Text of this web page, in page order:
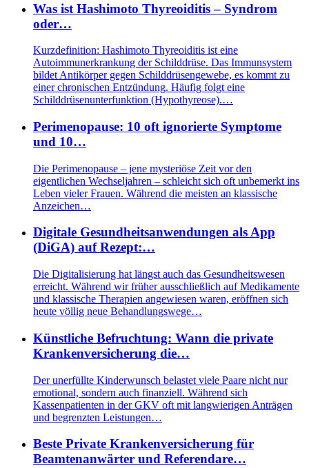
Was ist Hashimoto Thyreoiditis – Syndrom
oder…
Kurzdefinition: Hashimoto Thyreoiditis ist eine
Autoimmunerkrankung der Schilddrüse. Das Immunsystem
bildet Antikörper gegen Schilddrüsengewebe, es kommt zu
einer chronischen Entzündung. Häufig folgt eine
Schilddrüsenunterfunktion (Hypothyreose).…
Perimenopause: 10 oft ignorierte Symptome
und 10…
Die Perimenopause – jene mysteriöse Zeit vor den
eigentlichen Wechseljahren – schleicht sich oft unbemerkt ins
Leben vieler Frauen. Während die meisten an klassische
Anzeichen…
Digitale Gesundheitsanwendungen als App
(DiGA) auf Rezept:…
Die Digitalisierung hat längst auch das Gesundheitswesen
erreicht. Während wir früher ausschließlich auf Medikamente
und klassische Therapien angewiesen waren, eröffnen sich
heute völlig neue Behandlungswege…
Künstliche Befruchtung: Wann die private
Krankenversicherung die…
Der unerfüllte Kinderwunsch belastet viele Paare nicht nur
emotional, sondern auch finanziell. Während sich
Kassenpatienten in der GKV oft mit langwierigen Anträgen
und begrenzten Leistungen…
Beste Private Krankenversicherung für
Beamtenanwärter und Referendare…